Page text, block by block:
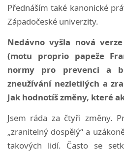
Přednáším také kanonické
Západočeské univerzity.
Nedávno vyšla nová
(motu proprio papeže
normy pro prevenci a
zneužívání nezletilých a
Jak hodnotíš změny, které
Jsem ráda za čtyři změny.
„zranitelný dospělý“ a
takových lidí. Často se